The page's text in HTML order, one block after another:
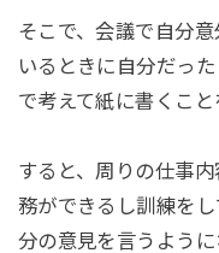
そこで、会議で自分
いるときに自分だっ
で考えて紙に書くこと
すると、周りの仕事
務ができるし訓練を
分の意見を言うよう